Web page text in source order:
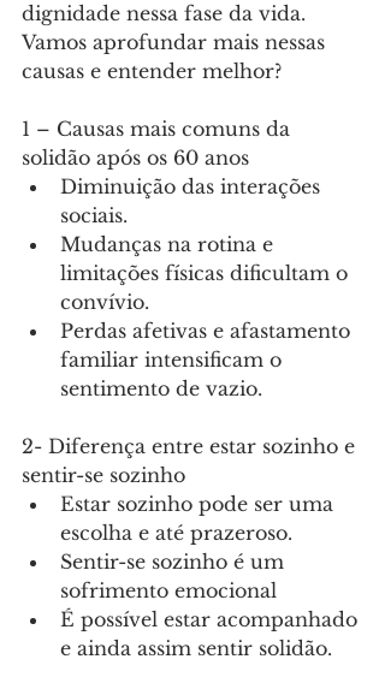
dignidade nessa fase da vida.
Vamos aprofundar mais nessas
causas e entender melhor?
1 – Causas mais comuns da
solidão após os 60 anos
Diminuição das interações
sociais.
Mudanças na rotina e
limitações físicas dificultam o
convívio.
Perdas afetivas e afastamento
familiar intensificam o
sentimento de vazio.
2- Diferença entre estar sozinho e
sentir-se sozinho
Estar sozinho pode ser uma
escolha e até prazeroso.
Sentir-se sozinho é um
sofrimento emocional
É possível estar acompanhado
e ainda assim sentir solidão.